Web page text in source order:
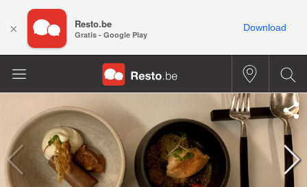
× Resto.be
Gratis - Google Play
Download